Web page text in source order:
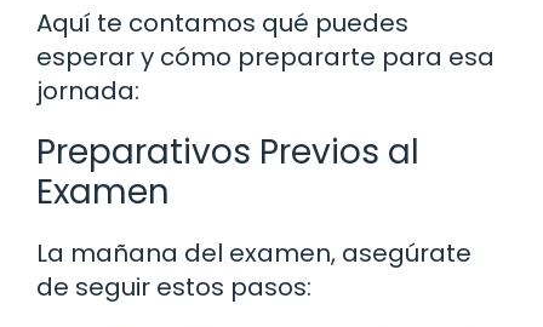
Aquí te contamos qué puedes
esperar y cómo prepararte para esa
jornada:
Preparativos Previos al
Examen
La mañana del examen, asegúrate
de seguir estos pasos: